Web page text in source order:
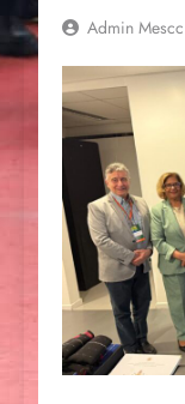
Admin Mescc